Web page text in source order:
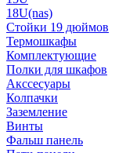
18U(nas)
Стойки 19 дюймов
Термошкафы
Комплектующие
Полки для шкафов
Акссесуары
Колпачки
Заземление
Винты
Фальш панель